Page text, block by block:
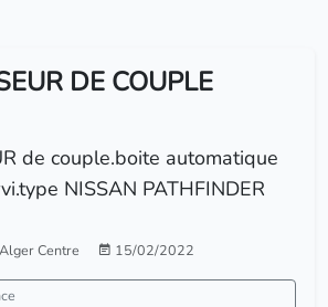
DE COUPLE
de couple.boite automatique
NISSAN PATHFINDER
Alger Centre 15/02/2022